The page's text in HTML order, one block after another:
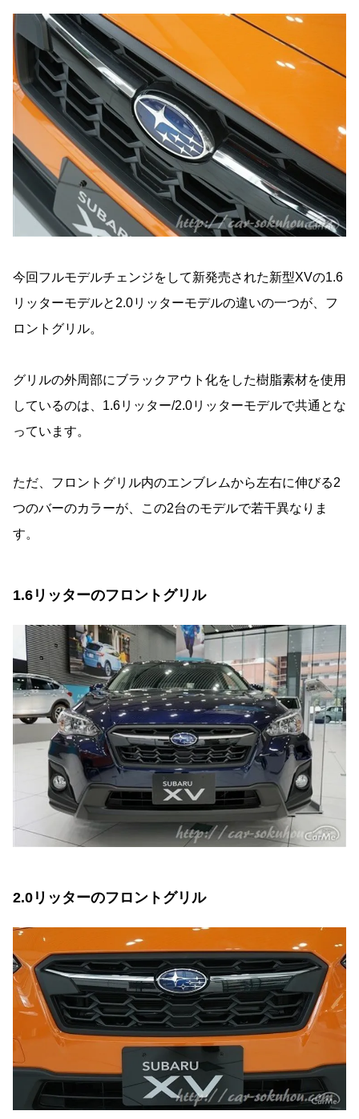
今回フルモデルチェンジをして新発売された新型XVの1.6
リッターモデルと2.0リッターモデルの違いの一つが、フ
ロントグリル。
グリルの外周部にブラックアウト化をした樹脂素材を使用
しているのは、1.6リッター/2.0リッターモデルで共通とな
っています。
ただ、フロントグリル内のエンブレムから左右に伸びる2
つのバーのカラーが、この2台のモデルで若干異なりま
す。
1.6リッターのフロントグリル
2.0リッターのフロントグリル